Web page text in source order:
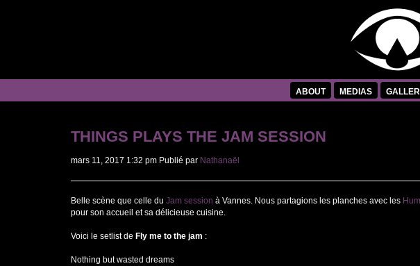
ABOUT MEDIAS
THINGS PLAYS THE JAM SESSION
mars 11, 2017 1:32 pm Publié par Nathanaël
Belle scène que celle du Jam session à Vannes. Nous partagions les planches avec les
pour son accueil et sa délicieuse cuisine.
Voici le setlist de Fly me to the jam :
Nothing but wasted dreams